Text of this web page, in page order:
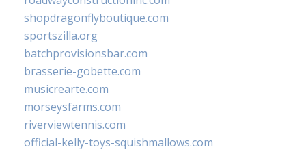
shopdragonflyboutique.com
sportszilla.org
batchprovisionsbar.com
brasserie-gobette.com
musicrearte.com
morseysfarms.com
riverviewtennis.com
official-kelly-toys-squishmallows.com